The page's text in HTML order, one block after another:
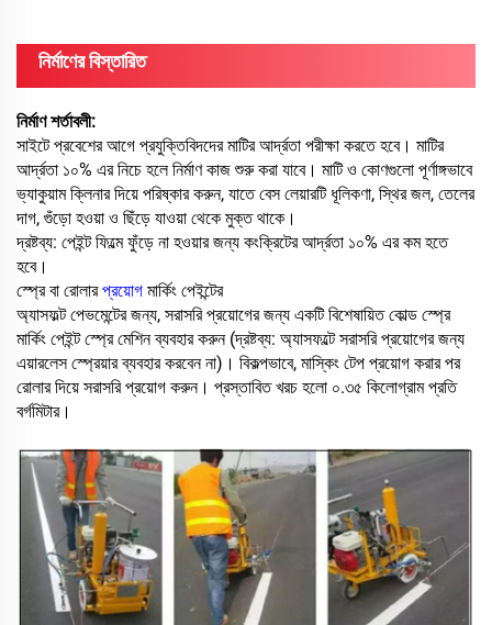
নির্মাণের বিস্তারিত
নির্মাণ শর্তাবলী:
সাইটে প্রবেশের আগে প্রযুক্তিবিদদের মাটির আর্দ্রতা পরীক্ষা করতে হবে। মাটির
আর্দ্রতা ১০% এর নিচে হলে নির্মাণ কাজ শুরু করা যাবে। মাটি ও কোণগুলো পূর্ণাঙ্গভাবে
ভ্যাকুয়াম ক্লিনার দিয়ে পরিষ্কার করুন, যাতে বেস লেয়ারটি ধূলিকণা, স্থির জল, তেলের
দাগ, গুঁড়ো হওয়া ও ছিঁড়ে যাওয়া থেকে মুক্ত থাকে।
দ্রষ্টব্য: পেইন্ট ফিল্মে ফুঁড়ে না হওয়ার জন্য কংক্রিটের আর্দ্রতা ১০% এর কম হতে
হবে।
স্প্রে বা রোলারপ্রয়োগ মার্কিং পেইন্টের
অ্যাসফল্ট পেভমেন্টের জন্য, সরাসরি প্রয়োগের জন্য একটি বিশেষায়িত কোল্ড স্প্রে
মার্কিং পেইন্ট স্প্রে মেশিন ব্যবহার করুন (দ্রষ্টব্য: অ্যাসফল্টে সরাসরি প্রয়োগের জন্য
এয়ারলেস স্প্রেয়ার ব্যবহার করবেন না)। বিকল্পভাবে, মাস্কিং টেপ প্রয়োগ করার পর
রোলার দিয়ে সরাসরি প্রয়োগ করুন। প্রস্তাবিত খরচ হলো ০.৩৫ কিলোগ্রাম প্রতি
বর্গমিটার।